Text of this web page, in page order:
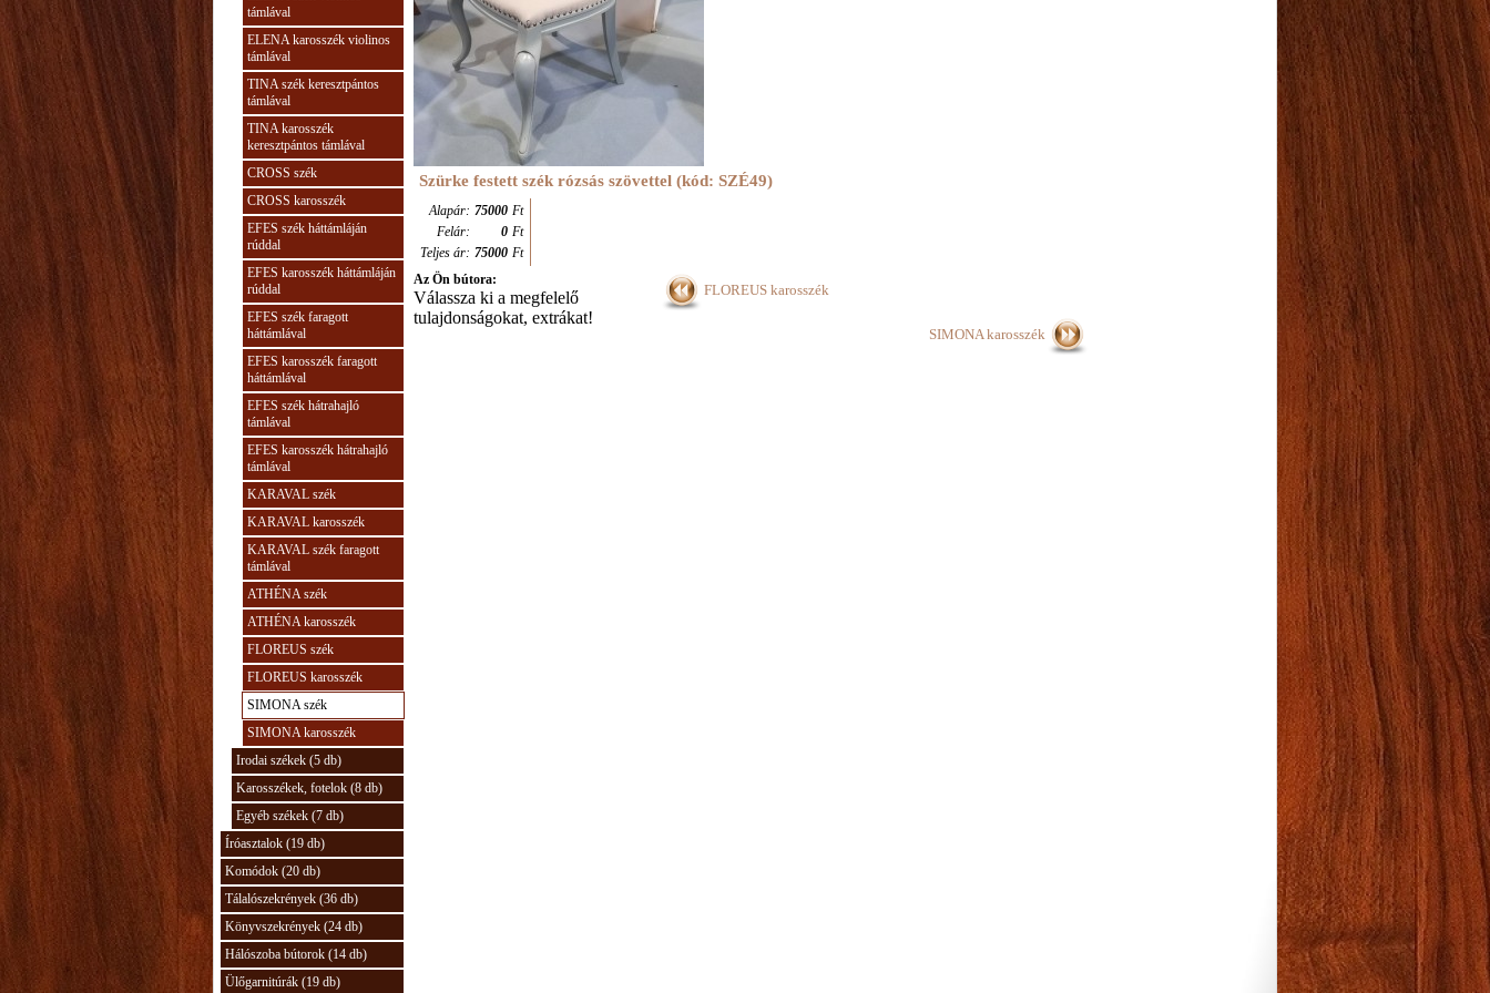
támlával
ELENA karosszék violinos
támlával
TINA szék keresztpántos
támlával
TINA karosszék
keresztpántos támlával
CROSS szék
CROSS karosszék
EFES szék háttámláján
rúddal
EFES karosszék háttámláján
rúddal
EFES szék faragott
háttámlával
EFES karosszék faragott
háttámlával
EFES szék hátrahajló
támlával
EFES karosszék hátrahajló
támlával
KARAVAL szék
KARAVAL karosszék
KARAVAL szék faragott
támlával
ATHÉNA szék
ATHÉNA karosszék
FLOREUS szék
FLOREUS karosszék
SIMONA szék
SIMONA karosszék
Irodai székek (5 db)
Karosszékek, fotelok (8 db)
Egyéb székek (7 db)
Íróasztalok (19 db)
Komódok (20 db)
Tálalószekrények (36 db)
Könyvszekrények (24 db)
Hálószoba bútorok (14 db)
Ülőgarnitúrák (19 db)
Szürke festett szék rózsás szövettel (kód: SZÉ49)
Alapár: 75000 Ft
Felár:
0 Ft
Teljes ár: 75000 Ft
Az Ön bútora:
Válassza ki a megfelelő
tulajdonságokat, extrákat!
FLOREUS karosszék
SIMONA karosszék